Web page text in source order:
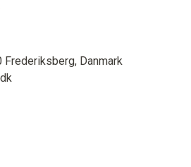
Frederiksberg, Danmark